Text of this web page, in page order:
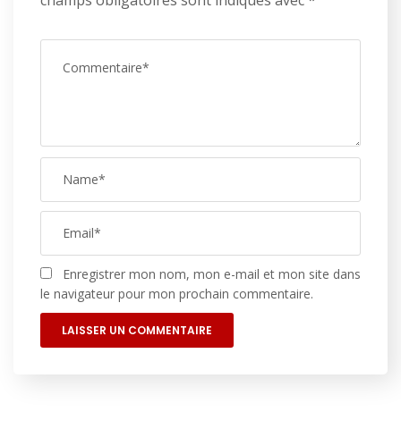
Enregistrer mon nom, mon e-mail et mon site dans
le navigateur pour mon prochain commentaire.